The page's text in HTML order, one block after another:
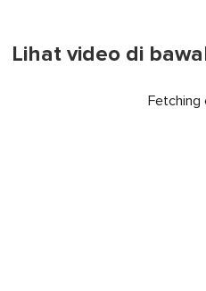
Lihat video di
Fetching